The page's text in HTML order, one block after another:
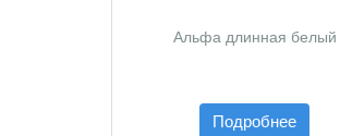
Альфа длинная белый
Подробнее